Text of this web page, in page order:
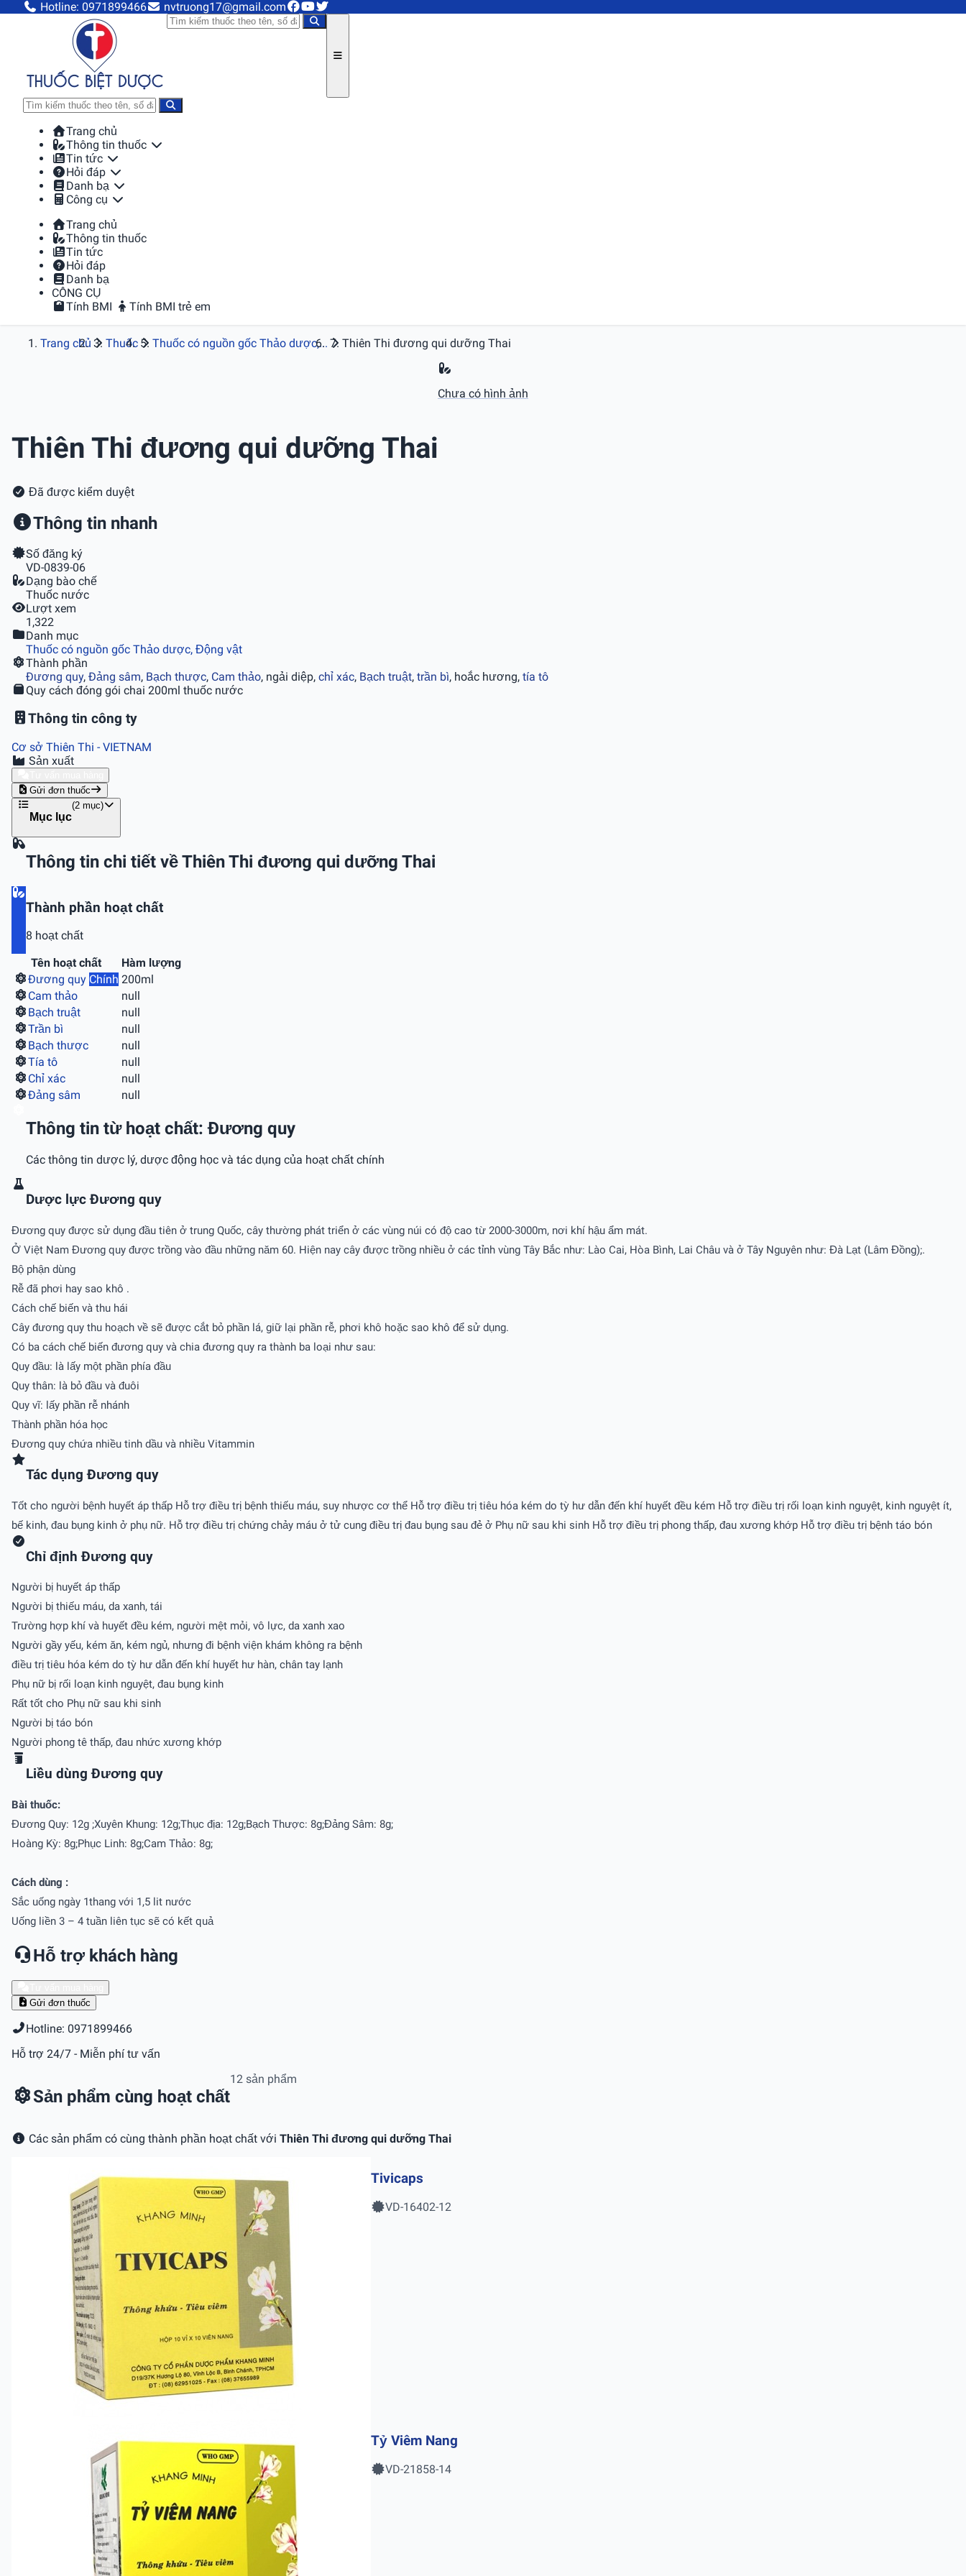
Hotline: 0971899466 nvtruong17@gmail.com
Trang chủ
Thông tin thuốc
Tin tức
Hỏi đáp
Danh bạ
Công cụ
Trang chủ
Thông tin thuốc
Tin tức
Hỏi đáp
Danh bạ
CÔNG CỤ
Tính BMI
Tính BMI trẻ em
Trang chủ Thuốc Thuốc có nguồn gốc Thảo dược,... Thiên Thi đương qui dưỡng Thai
Chưa có hình ảnh
Thiên Thi đương qui dưỡng Thai
Đã được kiểm duyệt
Thông tin nhanh
Số đăng ký
VD-0839-06
Dạng bào chế
Thuốc nước
Lượt xem
1,322
Danh mục
Thuốc có nguồn gốc Thảo dược, Động vật
Thành phần
Ðương quy, Ðảng sâm, Bạch thược, Cam thảo, ngải diệp, chỉ xác, Bạch truật, trần bì, hoắc hương, tía tô
Quy cách đóng gói chai 200ml thuốc nước
Thông tin công ty
Cơ sở Thiên Thi - VIETNAM
Sản xuất
Gửi đơn thuốc
Mục lục
(2 mục)
Thông tin chi tiết về Thiên Thi đương qui dưỡng Thai
Thành phần hoạt chất
8 hoạt chất
Tên hoạt chất
Hàm lượng
Ðương quy Chính 200ml
Cam thảo
null
Bạch truật
null
Trần bì
null
Bạch thược
null
Tía tô
null
Chỉ xác
null
Ðảng sâm
null
Thông tin từ hoạt chất: Ðương quy
Các thông tin dược lý, dược động học và tác dụng của hoạt chất chính
Dược lực Ðương quy
Đương quy được sử dụng đầu tiên ở trung Quốc, cây thường phát triển ở các vùng núi có độ cao từ 2000-3000m, nơi khí hậu ẩm mát.
Ở Việt Nam Đương quy được trồng vào đầu những năm 60. Hiện nay cây được trồng nhiều ở các tỉnh vùng Tây Bắc như: Lào Cai, Hòa Bình, Lai Châu và ở Tây Nguyên như: Đà Lạt (Lâm Đồng);.
Bộ phận dùng
Rễ đã phơi hay sao khô .
Cách chế biến và thu hái
Cây đương quy thu hoạch về sẽ được cắt bỏ phần lá, giữ lại phần rễ, phơi khô hoặc sao khô để sử dụng.
Có ba cách chế biến đương quy và chia đương quy ra thành ba loại như sau:
Quy đầu: là lấy một phần phía đầu
Quy thân: là bỏ đầu và đuôi
Quy vĩ: lấy phần rễ nhánh
Thành phần hóa học
Đương quy chứa nhiều tinh dầu và nhiều Vitammin
Tác dụng Ðương quy
Tốt cho người bệnh huyết áp thấp Hỗ trợ điều trị bệnh thiếu máu, suy nhược cơ thể Hỗ trợ điều trị tiêu hóa kém do tỳ hư dẫn đến khí huyết đều kém Hỗ trợ điều trị rối loạn kinh nguyệt, kinh nguyệt ít,
bế kinh, đau bụng kinh ở phụ nữ. Hỗ trợ điều trị chứng chảy máu ở tử cung điều trị đau bụng sau đẻ ở Phụ nữ sau khi sinh Hỗ trợ điều trị phong thấp, đau xương khớp Hỗ trợ điều trị bệnh táo bón
Chỉ định Ðương quy
Người bị huyết áp thấp
Người bị thiếu máu, da xanh, tái
Trường hợp khí và huyết đều kém, người mệt mỏi, vô lực, da xanh xao
Người gầy yếu, kém ăn, kém ngủ, nhưng đi bệnh viện khám không ra bệnh
điều trị tiêu hóa kém do tỳ hư dẫn đến khí huyết hư hàn, chân tay lạnh
Phụ nữ bị rối loạn kinh nguyệt, đau bụng kinh
Rất tốt cho Phụ nữ sau khi sinh
Người bị táo bón
Người phong tê thấp, đau nhức xương khớp
Liều dùng Ðương quy
Bài thuốc:
Đương Quy: 12g ;Xuyên Khung: 12g;Thục địa: 12g;Bạch Thược: 8g;Đảng Sâm: 8g;
Hoàng Kỳ: 8g;Phục Linh: 8g;Cam Thảo: 8g;
Cách dùng :
Sắc uống ngày 1thang với 1,5 lit nước
Uống liền 3 – 4 tuần liên tục sẽ có kết quả
Hỗ trợ khách hàng
Gửi đơn thuốc
Hotline: 0971899466
Hỗ trợ 24/7 - Miễn phí tư vấn
Sản phẩm cùng hoạt chất
12 sản phẩm
Các sản phẩm có cùng thành phần hoạt chất với Thiên Thi đương qui dưỡng Thai
Tivicaps
VD-16402-12
Tỷ Viêm Nang
VD-21858-14